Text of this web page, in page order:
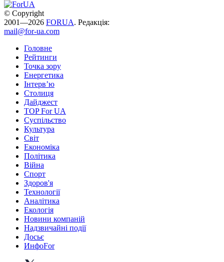
© Copyright
2001—2026 FORUA. Редакція:
mail@for-ua.com
Головне
Рейтинги
Точка зору
Енергетика
Інтерв’ю
Столиця
Дайджест
TOP For UA
Суспiльство
Культура
Світ
Економіка
Політика
Війна
Спорт
Здоров'я
Технології
Аналітика
Екологія
Новини компаній
Надзвичайні події
Досьє
ИнфоFor